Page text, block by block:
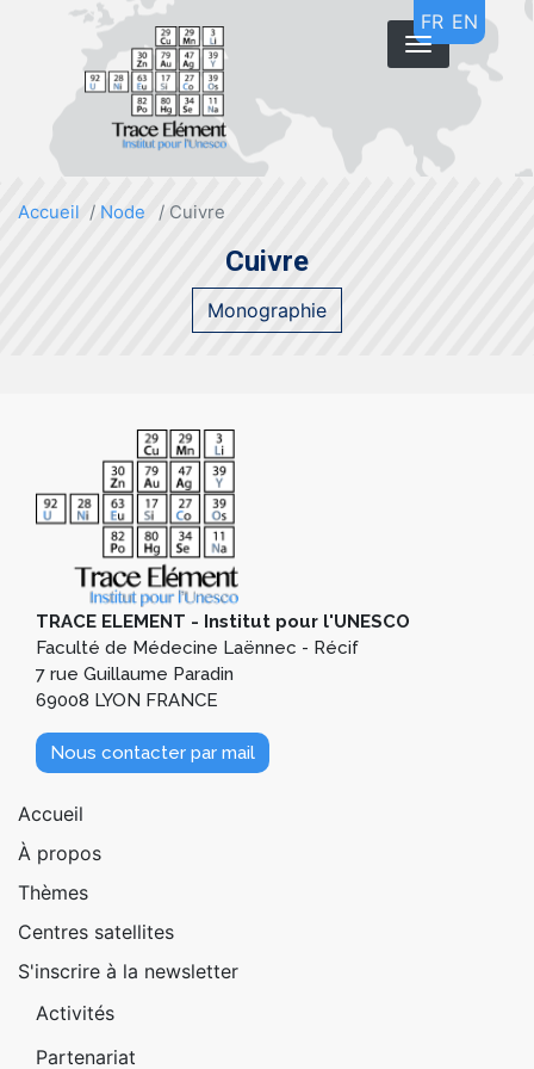
principal
FR EN
Accueil Node Cuivre
Cuivre
Monographie
TRACE ELEMENT - Institut pour l'UNESCO
Faculté de Médecine Laënnec - Récif
7 rue Guillaume Paradin
69008 LYON FRANCE
Nous contacter par mail
Pied de page 1
Accueil
À propos
Thèmes
Centres satellites
S'inscrire à la newsletter
Pied de page 2
Activités
Partenariat